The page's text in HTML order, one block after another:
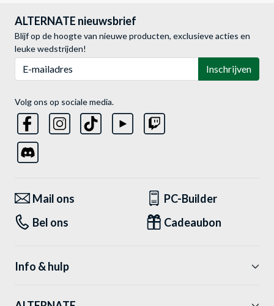
ALTERNATE nieuwsbrief
Blijf op de hoogte van nieuwe producten, exclusieve acties en
leuke wedstrijden!
Inschrijven
Volg ons op sociale media.
Mail ons
PC-Builder
Bel ons
Cadeaubon
Info & hulp